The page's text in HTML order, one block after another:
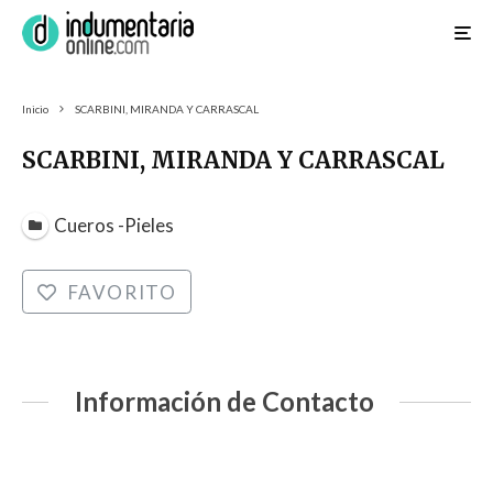
Inicio SCARBINI, MIRANDA Y CARRASCAL
SCARBINI, MIRANDA Y CARRASCAL
Cueros -Pieles
FAVORITO
Información de Contacto